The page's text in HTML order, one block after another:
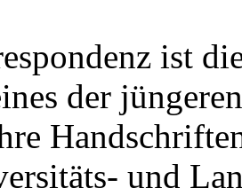
ist
der
und